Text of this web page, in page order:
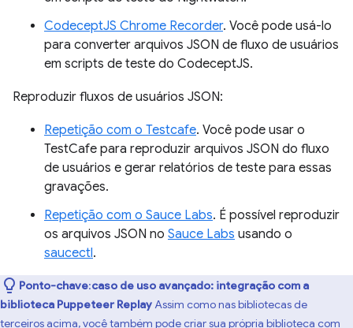
CodeceptJS Chrome Recorder. Você pode usá-lo
para converter arquivos JSON de fluxo de usuários
em scripts de teste do CodeceptJS.
Reproduzir fluxos de usuários JSON:
Repetição com o Testcafe. Você pode usar o
TestCafe para reproduzir arquivos JSON do fluxo
de usuários e gerar relatórios de teste para essas
gravações.
Repetição com o Sauce Labs. É possível reproduzir
os arquivos JSON no Sauce Labs usando o
saucectl.
Ponto-chave:caso de uso avançado: integração com a
biblioteca Puppeteer ReplayAssim como nas bibliotecas de
terceiros acima, você também pode criar sua própria biblioteca com